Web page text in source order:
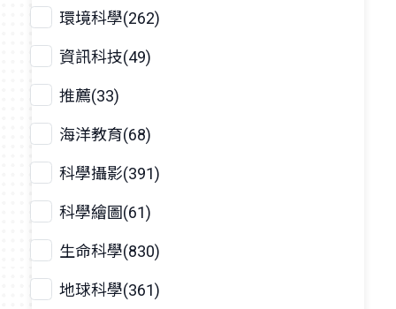
環境科學(262)
資訊科技(49)
推薦(33)
海洋教育(68)
科學攝影(391)
科學繪圖(61)
生命科學(830)
地球科學(361)